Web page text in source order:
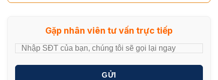
Gặp nhân viên tư vấn trực tiếp
GỬI